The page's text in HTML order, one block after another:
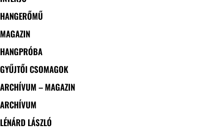
HANGERŐMŰ
MAGAZIN
HANGPRÓBA
GYŰJTŐI CSOMAGOK
ARCHÍVUM – MAGAZIN
ARCHÍVUM
LÉNÁRD LÁSZLÓ